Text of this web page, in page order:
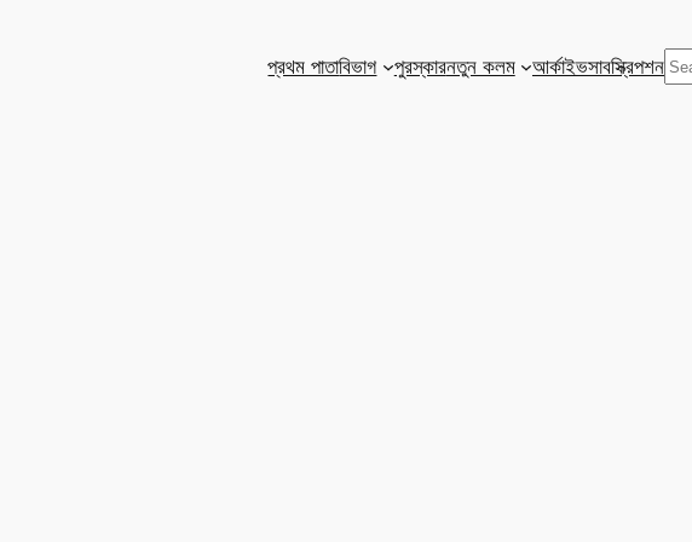
প্রথম পাতাবিভাগ পুরস্কারনতুন কলম আর্কাইভসাবস্ক্রিপশন